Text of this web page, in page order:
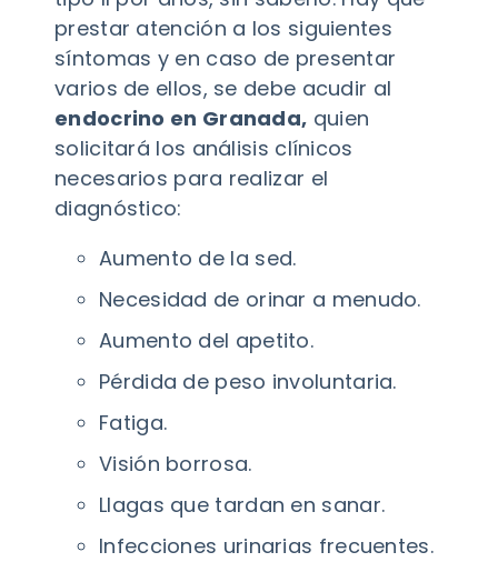
prestar atención a los siguientes
síntomas y en caso de presentar
varios de ellos, se debe acudir al
endocrino en Granada, quien
solicitará los análisis clínicos
necesarios para realizar el
diagnóstico:
Aumento de la sed.
Necesidad de orinar a menudo.
Aumento del apetito.
Pérdida de peso involuntaria.
Fatiga.
Visión borrosa.
Llagas que tardan en sanar.
Infecciones urinarias frecuentes.